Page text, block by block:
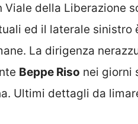
Viale della Liberazione
ed il laterale sinistro
La dirigenza
Beppe Riso nei giorni
Ultimi dettagli da